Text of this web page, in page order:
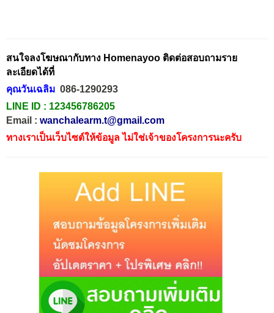
สนใจลงโฆษณากับทาง Homenayoo ติดต่อสอบถามราย
ละเอียดได้ที่
คุณวันเฉลิม 086-1290293
LINE ID : 123456786205
Email : wanchalearm.t@gmail.com
ทางเราเป็นเว็บไซต์ให้ข้อมูล ไม่ใช่เจ้าของโครงการนะครับ